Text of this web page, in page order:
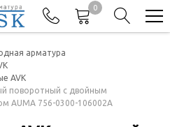
0
арматура
AVK
поворотный с двойным
AUMA 756-0300-106002A